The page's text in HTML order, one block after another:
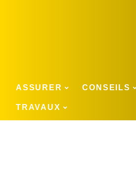
ASSURER CONSEILS
TRAVAUX